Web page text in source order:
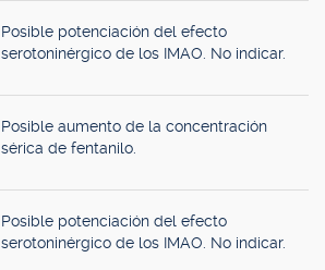
Posible potenciación del efecto
serotoninérgico de los IMAO. No indicar.
Posible aumento de la concentración
sérica de fentanilo.
Posible potenciación del efecto
serotoninérgico de los IMAO. No indicar.